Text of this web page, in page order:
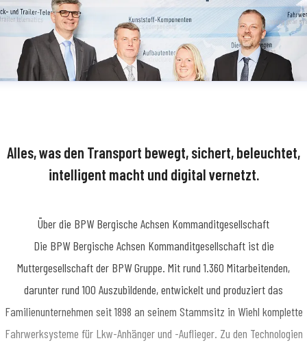
Alles, was den Transport bewegt, sichert, beleuchtet,
intelligent macht und digital vernetzt.
Über die BPW Bergische Achsen Kommanditgesellschaft
​Die BPW Bergische Achsen Kommanditgesellschaft ist die
Muttergesellschaft der BPW Gruppe. Mit rund 1.360 Mitarbeitenden,
darunter rund 100 Auszubildende, entwickelt und produziert das
Familienunternehmen seit 1898 an seinem Stammsitz in Wiehl komplette
Fahrwerksysteme für Lkw-Anhänger und -Auflieger. Zu den Technologien